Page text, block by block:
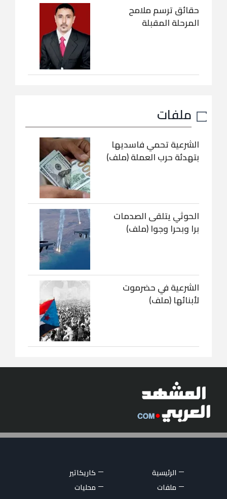
حقائق ترسم ملامح
المرحلة المقبلة
ملفات
الشرعية تحمي فاسديها
بتهدئة حرب العملة (ملف)
الحوثي يتلقى الصدمات
برا وبحرا وجوا (ملف)
الشرعية في حضرموت
لأبنائها (ملف)
الرئيسية
كاريكاتير
ملفات
محليات